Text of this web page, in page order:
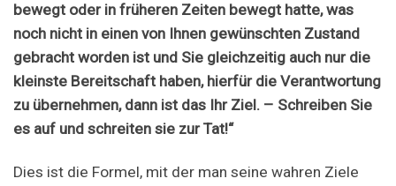
bewegt oder in früheren Zeiten bewegt hatte, was
noch nicht in einen von Ihnen gewünschten Zustand
gebracht worden ist und Sie gleichzeitig auch nur die
kleinste Bereitschaft haben, hierfür die Verantwortung
zu übernehmen, dann ist das Ihr Ziel. – Schreiben Sie
es auf und schreiten sie zur Tat!“
Dies ist die Formel, mit der man seine wahren Ziele